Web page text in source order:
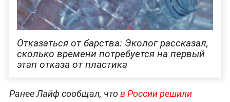
Отказаться от барства: Эколог рассказал,
сколько времени потребуется на первый
этап отказа от пластика
Ранее Лайф сообщал, чтов России решили